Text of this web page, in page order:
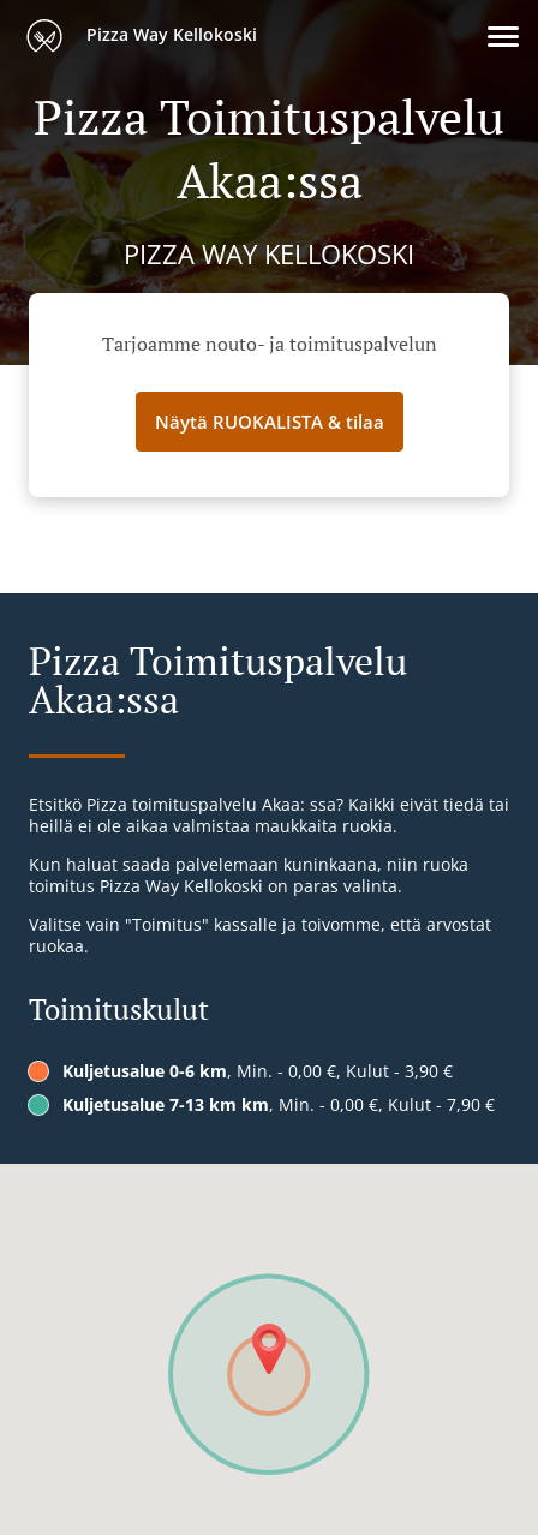
Pizza Way Kellokoski
Pizza Toimituspalvelu
Akaa:ssa
PIZZA WAY KELLOKOSKI
Tarjoamme nouto- ja toimituspalvelun
Näytä RUOKALISTA & tilaa
Pizza Toimituspalvelu
Akaa:ssa
Etsitkö Pizza toimituspalvelu Akaa: ssa? Kaikki eivät tiedä tai
heillä ei ole aikaa valmistaa maukkaita ruokia.
Kun haluat saada palvelemaan kuninkaana, niin ruoka
toimitus Pizza Way Kellokoski on paras valinta.
Valitse vain "Toimitus" kassalle ja toivomme, että arvostat
ruokaa.
Toimituskulut
Kuljetusalue 0-6 km, Min. - 0,00 €, Kulut - 3,90 €
Kuljetusalue 7-13 km km, Min. - 0,00 €, Kulut - 7,90 €